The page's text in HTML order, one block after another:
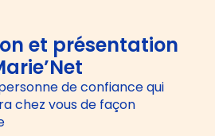
et présentation
de confiance qui
chez vous de façon